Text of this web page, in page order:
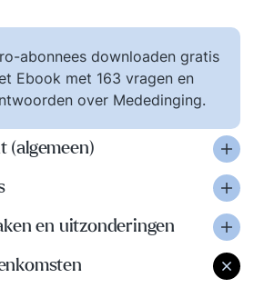
abonnees downloaden gratis
Ebook met 163 vragen en
over Mededinging.
(algemeen)
en uitzonderingen